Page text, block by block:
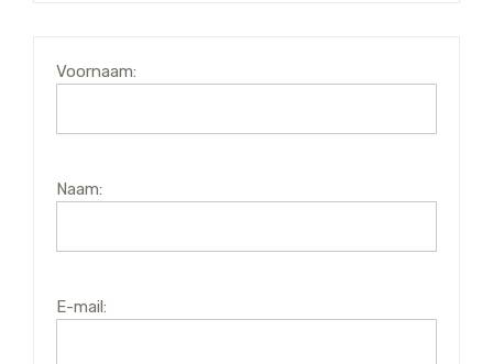
Voornaam:
Naam:
E-mail: